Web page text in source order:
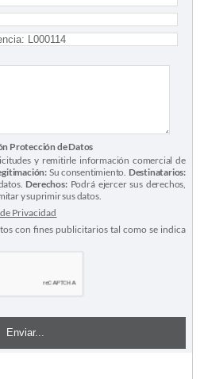
Protección de Datos
y remitirle información comercial de
Su consentimiento. Destinatarios:
Derechos:Podrá ejercer sus derechos,
y suprimir sus datos.
Privacidad
con fines publicitarios tal como se indica